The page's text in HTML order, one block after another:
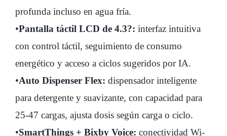
profunda incluso en agua fría.
•Pantalla táctil LCD de 4.3?: interfaz intuitiva
con control táctil, seguimiento de consumo
energético y acceso a ciclos sugeridos por IA.
•Auto Dispenser Flex: dispensador inteligente
para detergente y suavizante, con capacidad para
25-47 cargas, ajusta dosis según carga o ciclo.
•SmartThings + Bixby Voice: conectividad Wi-